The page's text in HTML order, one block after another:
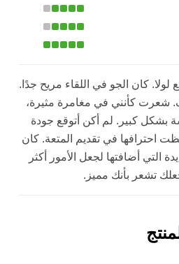
كان الجو في اللقاء مريح جدًا.
شعرت كأنني في مغامرة مثيرة،
بشكل كبير. لم أكن أتوقع جودة
احترافها في تقديم المتعة. كان
التي أضافتها لجعل الأمور أكثر
تشعر بأنك مميز.